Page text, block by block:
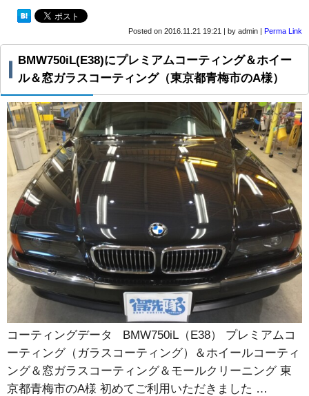
Posted on 2016.11.21 19:21 | by admin | Perma Link
BMW750iL(E38)にプレミアムコーティング＆ホイー
ル＆窓ガラスコーティング（東京都青梅市のA様）
コーティングデータ BMW750iL（E38） プレミアムコ
ーティング（ガラスコーティング）＆ホイールコーティ
ング＆窓ガラスコーティング＆モールクリーニング 東
京都青梅市のA様 初めてご利用いただきました …